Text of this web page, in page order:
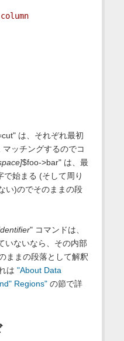
は、それぞれ最初
ッチングするのでコ
$foo->bar" は、最
始まる (そして周り
い)のでそのままの段
" コマンドは、
いないなら、その内部
ままの段落として解釈
は "About Data
Regions"の節で詳